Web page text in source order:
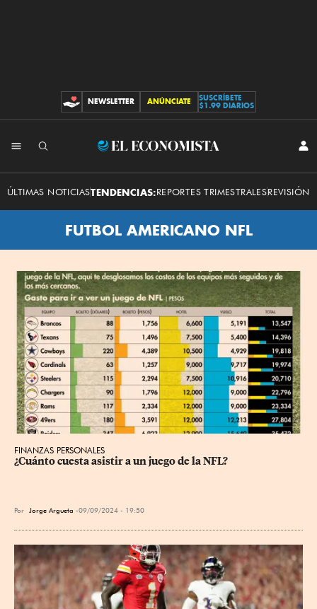
CONTRIBUCIONES
NEWSLETTER ANÚNCIATE
SUSCRÍBETE
$1.99 DIARIOS
El
Economista
ÚLTIMAS NOTICIASTENDENCIAS:REPORTES TRIMESTRALESREVISIÓN
FUTBOL AMERICANO NFL
FINANZAS PERSONALES
¿Cuánto cuesta asistir a un juego de la NFL?
Por Jorge Argueta 09/09/2024 - 19:50